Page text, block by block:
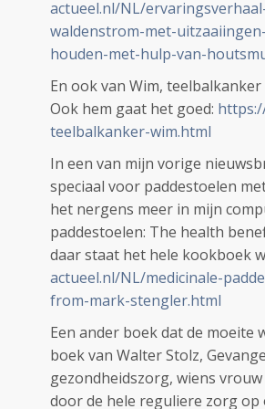
actueel.nl/NL/
waldenstrom-met-
houden-met-hulp-van-
En ook van Wim,
Ook hem gaat het goed:
teelbalkanker-wim.html
In een van mijn vorige
speciaal voor paddestoelen
het nergens meer in mijn
paddestoelen: The health
daar staat het hele kookboek
actueel.nl/NL/medicinale-
from-mark-stengler.html
Een ander boek dat de moeite
boek van Walter Stolz,
gezondheidszorg, wiens
door de hele reguliere zorg